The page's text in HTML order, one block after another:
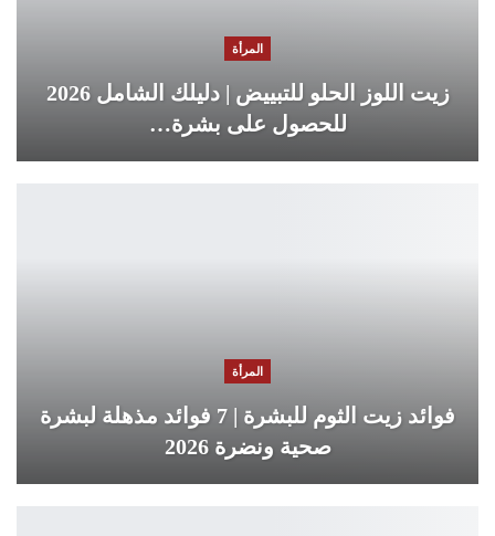
المرأة
زيت اللوز الحلو للتبييض | دليلك الشامل 2026
للحصول على بشرة…
المرأة
فوائد زيت الثوم للبشرة | 7 فوائد مذهلة لبشرة
صحية ونضرة 2026